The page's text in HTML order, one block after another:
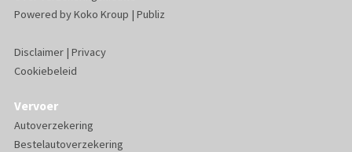
Powered byKoko Kroup | Publiz
Disclaimer| Privacy
Cookiebeleid
Vervoer
Autoverzekering
Bestelautoverzekering